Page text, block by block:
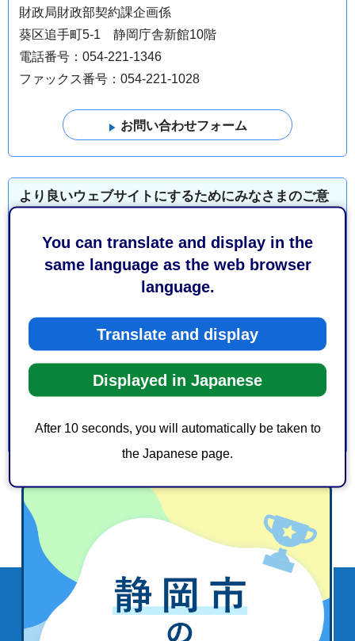
You can translate and display in the
same language as the web browser
language.
Translate and display
Displayed in Japanese
After 10 seconds, you will automatically be taken to
the Japanese page.
財政局財政部契約課企画係
葵区追手町5-1 静岡庁舎新館10階
電話番号：054-221-1346
ファックス番号：054-221-1028
より良いウェブサイトにするためにみなさまのご意
このページの情報は役に立ちましたか？
2：ふつう
このページの情報は見つけやすかったですか？
3：見つけにくかった